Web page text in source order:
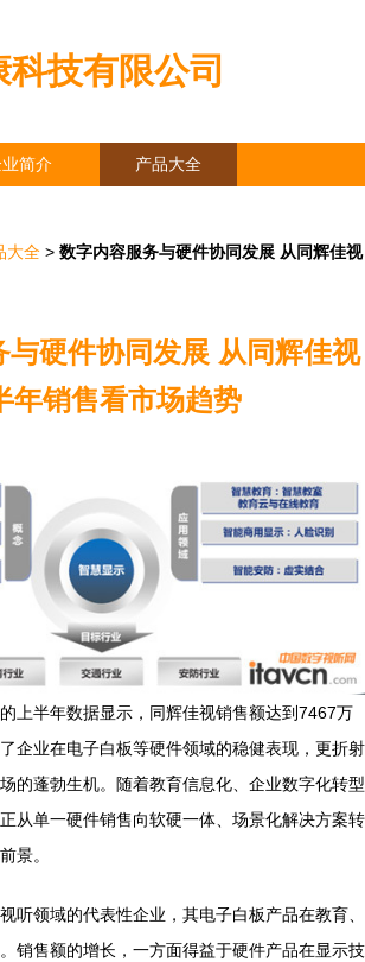
技有限公司
简介 产品大全
大全 > 数字内容服务与硬件协同发展 从同辉佳视
与硬件协同发展 从同辉佳视
年销售看市场趋势
上半年数据显示，同辉佳视销售额达到7467万
企业在电子白板等硬件领域的稳健表现，更折射
的蓬勃生机。随着教育信息化、企业数字化转型
从单一硬件销售向软硬一体、场景化解决方案转
景。
听领域的代表性企业，其电子白板产品在教育、
销售额的增长，一方面得益于硬件产品在显示技